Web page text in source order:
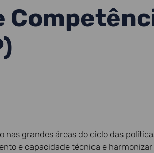
nas grandes áreas do ciclo das
e capacidade técnica e